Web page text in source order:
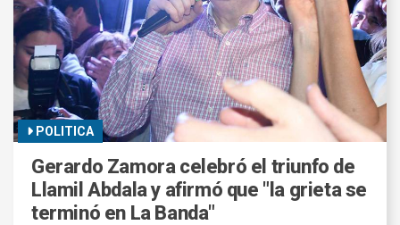
POLITICA
Gerardo Zamora celebró el triunfo de
Llamil Abdala y afirmó que "la grieta se
terminó en La Banda"